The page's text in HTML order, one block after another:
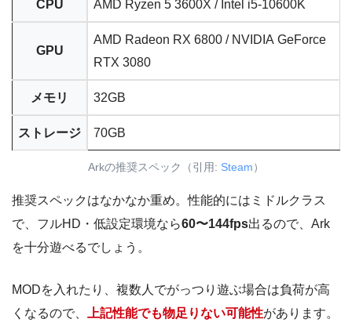
CPU AMD Ryzen 5 3600X / Intel i5-10600K
GPU
AMD Radeon RX 6800 / NVIDIA GeForce
RTX 3080
メモリ 32GB
ストレージ 70GB
Arkの推奨スペック（引用: Steam）
推奨スペックはなかなか重め。性能的にはミドルクラス
で、フルHD・低設定環境なら60〜144fps出るので、Ark
を十分遊べるでしょう。
MODを入れたり、複数人でがっつり遊ぶ場合は負荷が高
くなるので、
上記性能でも物足りない可能性があります。